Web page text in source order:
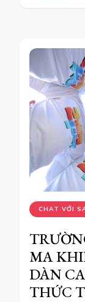
CHAT VỚI
MA
DÀN
THỨC